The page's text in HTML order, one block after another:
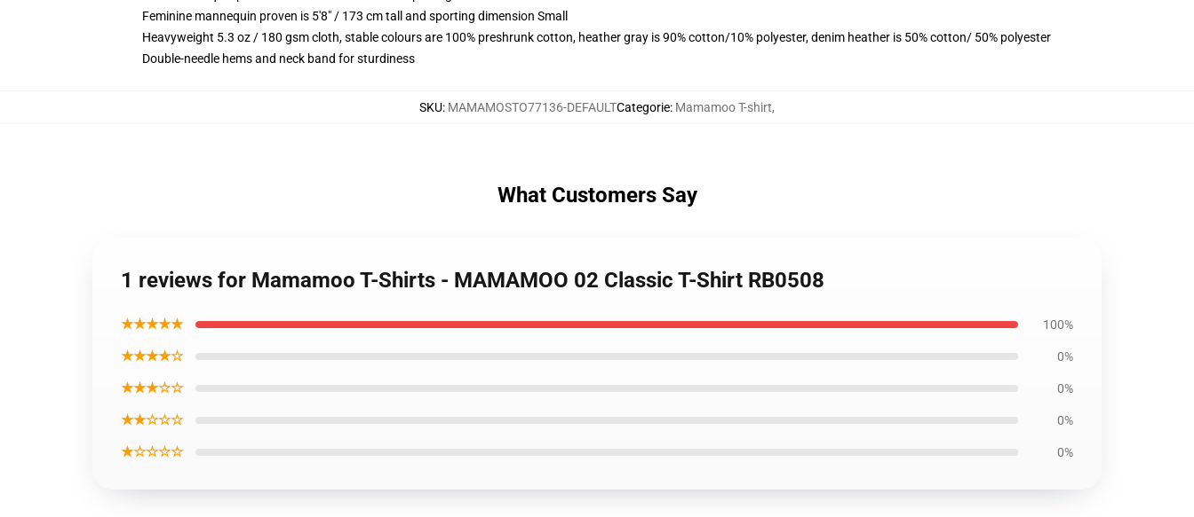
Feminine mannequin proven is 5'8" / 173 cm tall and sporting dimension Small
Heavyweight 5.3 oz / 180 gsm cloth, stable colours are 100% preshrunk cotton, heather gray is 90% cotton/10% polyester, denim heather is 50% cotton/ 50% polyester
Double-needle hems and neck band for sturdiness
SKU: MAMAMOSTO77136-DEFAULTCategorie: Mamamoo T-shirt,
What Customers Say
1 reviews for Mamamoo T-Shirts - MAMAMOO 02 Classic T-Shirt RB0508
★★★★★ 100%
★★★★☆ 0%
★★★☆☆ 0%
★★☆☆☆ 0%
★☆☆☆☆ 0%